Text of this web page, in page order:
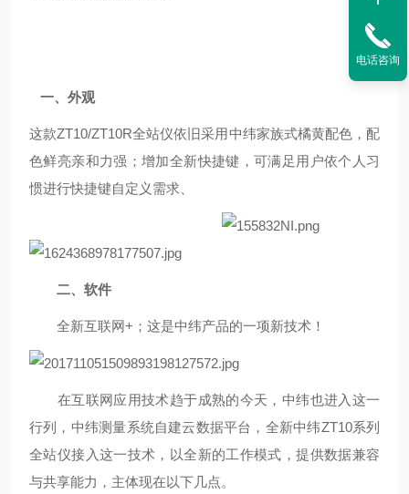
一、外观
这款ZT10/ZT10R全站仪依旧采用中纬家族式橘黄配色，配
色鲜亮亲和力强；增加全新快捷键，可满足用户依个人习
惯进行快捷键自定义需求、
二、软件
全新互联网+ ；这是中纬产品的一项新技术！
在互联网应用技术趋于成熟的今天，中纬也进入这一
行列，中纬测量系统自建云数据平台，全新中纬ZT10系列
全站仪接入这一技术，以全新的工作模式，提供数据兼容
与共享能力，主体现在以下几点。
电话咨询